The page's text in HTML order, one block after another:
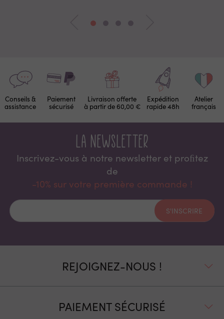
Conseils &
assistance
Paiement
sécurisé
Livraison offerte
à partir de 60,00 €
Expédition
rapide 48h
Atelier
français
La newsletter
Inscrivez-vous à notre newsletter et proﬁtez
de
-10% sur votre première commande !
S'INSCRIRE
REJOIGNEZ-NOUS !
PAIEMENT SÉCURISÉ